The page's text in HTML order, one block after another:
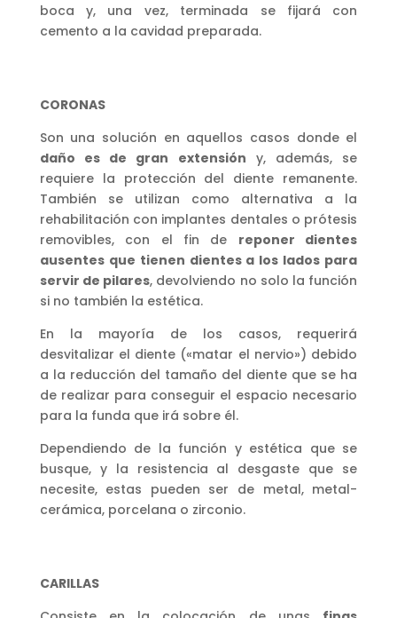
boca y, una vez, terminada se fijará con
cemento a la cavidad preparada.
CORONAS
Son una solución en aquellos casos donde el
daño es de gran extensión y, además, se
requiere la protección del diente remanente.
También se utilizan como alternativa a la
rehabilitación con implantes dentales o prótesis
removibles, con el fin de reponer dientes
ausentes que tienen dientes a los lados para
servir de pilares, devolviendo no solo la función
si no también la estética.
En la mayoría de los casos, requerirá
desvitalizar el diente («matar el nervio») debido
a la reducción del tamaño del diente que se ha
de realizar para conseguir el espacio necesario
para la funda que irá sobre él.
Dependiendo de la función y estética que se
busque, y la resistencia al desgaste que se
necesite, estas pueden ser de metal, metal-
cerámica, porcelana o zirconio.
CARILLAS